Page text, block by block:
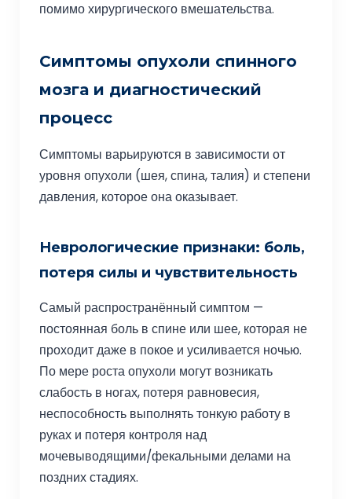
помимо хирургического вмешательства.
Симптомы опухоли спинного
мозга и диагностический
процесс
Симптомы варьируются в зависимости от
уровня опухоли (шея, спина, талия) и степени
давления, которое она оказывает.
Неврологические признаки: боль,
потеря силы и чувствительность
Самый распространённый симптом —
постоянная боль в спине или шее, которая не
проходит даже в покое и усиливается ночью.
По мере роста опухоли могут возникать
слабость в ногах, потеря равновесия,
неспособность выполнять тонкую работу в
руках и потеря контроля над
мочевыводящими/фекальными делами на
поздних стадиях.